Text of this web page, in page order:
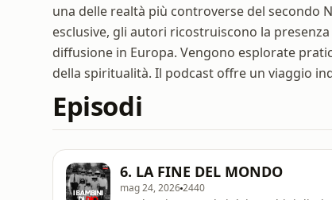
una delle realtà più controverse del secondo
esclusive, gli autori ricostruiscono la
diffusione in Europa. Vengono esplorate
della spiritualità. Il podcast offre un viaggio
Episodi
6. LA FINE DEL MONDO
mag 24, 20262440